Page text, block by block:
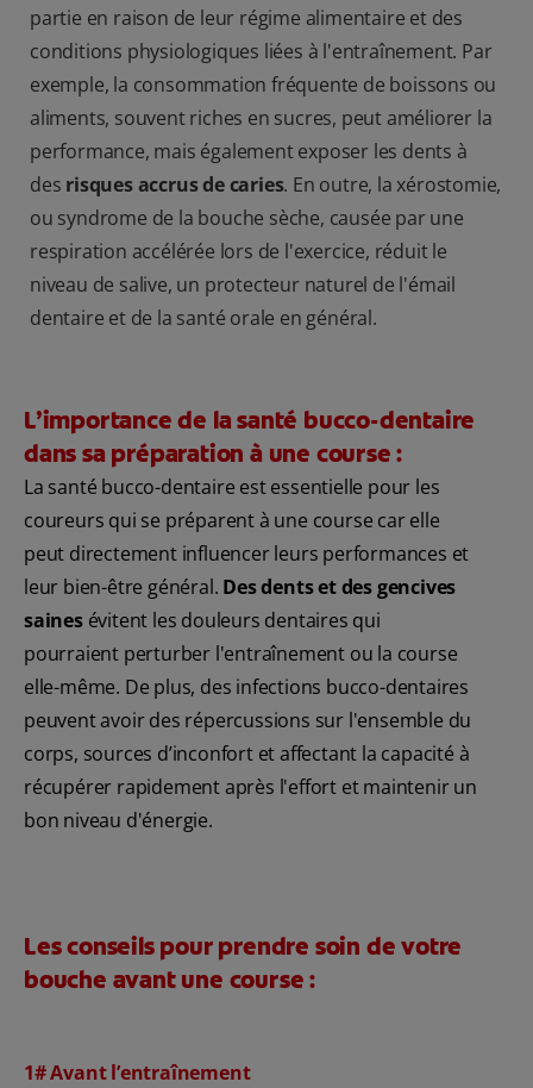
partie en raison de leur régime alimentaire et des
conditions physiologiques liées à l'entraînement. Par
exemple, la consommation fréquente de boissons ou
aliments, souvent riches en sucres, peut améliorer la
performance, mais également exposer les dents à
des risques accrus de caries. En outre, la xérostomie,
ou syndrome de la bouche sèche, causée par une
respiration accélérée lors de l'exercice, réduit le
niveau de salive, un protecteur naturel de l'émail
dentaire et de la santé orale en général.
L’importance de la santé bucco-dentaire
dans sa préparation à une course :
La santé bucco-dentaire est essentielle pour les
coureurs qui se préparent à une course car elle
peut directement influencer leurs performances et
leur bien-être général. Des dents et des gencives
saines évitent les douleurs dentaires qui
pourraient perturber l'entraînement ou la course
elle-même. De plus, des infections bucco-dentaires
peuvent avoir des répercussions sur l'ensemble du
corps, sources d’inconfort et affectant la capacité à
récupérer rapidement après l'effort et maintenir un
bon niveau d'énergie.
Les conseils pour prendre soin de votre
bouche avant une course :
1# Avant l’entraînement